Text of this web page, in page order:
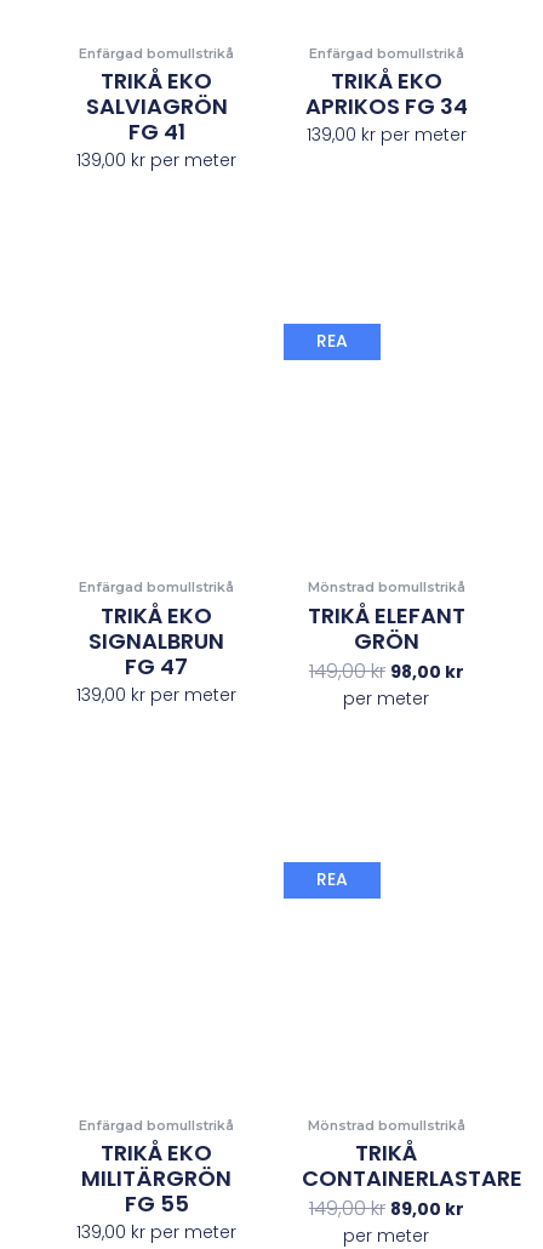
Enfärgad bomullstrikå
TRIKÅ EKO
SALVIAGRÖN
FG 41
139,00 kr per meter
Enfärgad bomullstrikå
TRIKÅ EKO
APRIKOS FG 34
139,00 krper meter
Enfärgad bomullstrikå
TRIKÅ EKO
SIGNALBRUN
FG 47
139,00 kr per meter
REA
Mönstrad bomullstrikå
TRIKÅ ELEFANT
GRÖN
149,00kr 98,00 kr
per meter
Enfärgad bomullstrikå
TRIKÅ EKO
MILITÄRGRÖN
FG 55
139,00 kr per meter
REA
Mönstrad bomullstrikå
TRIKÅ
CONTAINERLASTARE
149,00kr 89,00 kr
per meter